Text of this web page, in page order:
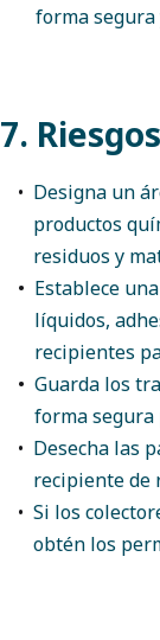
forma segura
7.
Designa un
productos
residuos y
Establece
líquidos,
recipientes
Guarda los
forma segura
Desecha las
recipiente de
Si los
obtén los